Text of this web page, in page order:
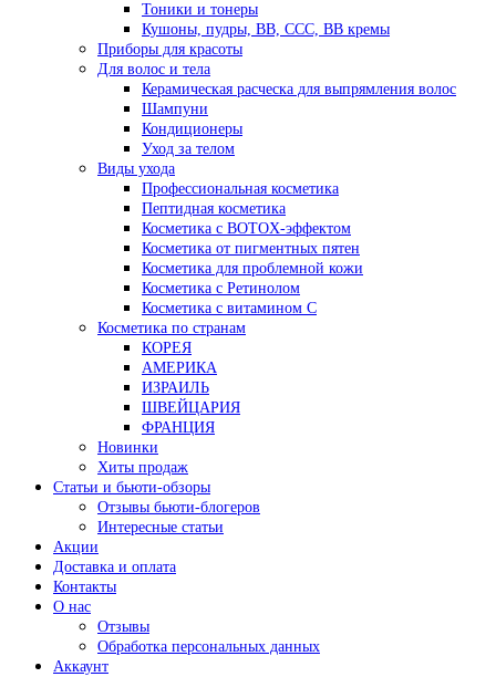
Тоники и тонеры
Кушоны, пудры, ВВ, ССС, ВВ кремы
Приборы для красоты
Для волос и тела
Керамическая расческа для выпрямления волос
Шампуни
Кондиционеры
Уход за телом
Виды ухода
Профессиональная косметика
Пептидная косметика
Косметика с BOTOX-эффектом
Косметика от пигментных пятен
Косметика для проблемной кожи
Косметика с Ретинолом
Косметика с витамином С
Косметика по странам
КОРЕЯ
АМЕРИКА
ИЗРАИЛЬ
ШВЕЙЦАРИЯ
ФРАНЦИЯ
Новинки
Хиты продаж
Статьи и бьюти-обзоры
Отзывы бьюти-блогеров
Интересные статьи
Акции
Доставка и оплата
Контакты
О нас
Отзывы
Обработка персональных данных
Аккаунт